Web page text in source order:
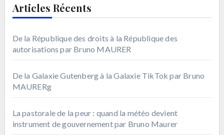
Articles Récents
De la République des droits à la République des
autorisations par Bruno MAURER
De la Galaxie Gutenberg à la Galaxie TikTok par Bruno
MAURERg
La pastorale de la peur : quand la météo devient
instrument de gouvernement par Bruno Maurer